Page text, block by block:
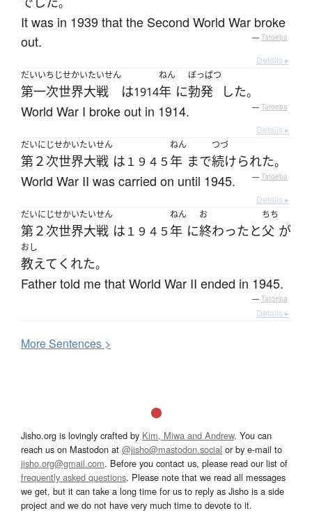
It was in 1939 that the Second World War broke
out.
— Tatoeba
Details ▸
だいいちじせかいたいせん
第一次世界大戦 は1914
ねん
年 に
ぼっぱつ
勃発 した。
World War I broke out in 1914. — Tatoeba
Details ▸
だいにじせかいたいせん
第２次世界大戦 は １９４５
ねん
年 まで
つづ
続けられた。
World War II was carried on until 1945. — Tatoeba
Details ▸
だいにじせかいたいせん
第２次世界大戦 は １９４５
ねん
年 に
お
終わったと
ちち
父 が
おし
教えて くれた。
Father told me that World War II ended in 1945.
— Tatoeba
Details ▸
MoreSentences >
Jisho.org is lovingly crafted by Kim, Miwa and Andrew. You can
reach us on Mastodon at @jisho@mastodon.social or by e-mail to
jisho.org@gmail.com. Before you contact us, please read our list of
frequently asked questions. Please note that we read all messages
we get, but it can take a long time for us to reply as Jisho is a side
project and we do not have very much time to devote to it.